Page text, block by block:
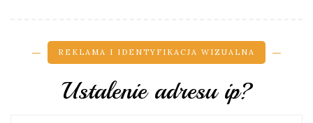
REKLAMA I IDENTYFIKACJA WIZUALNA
Ustalenie adresu ip?